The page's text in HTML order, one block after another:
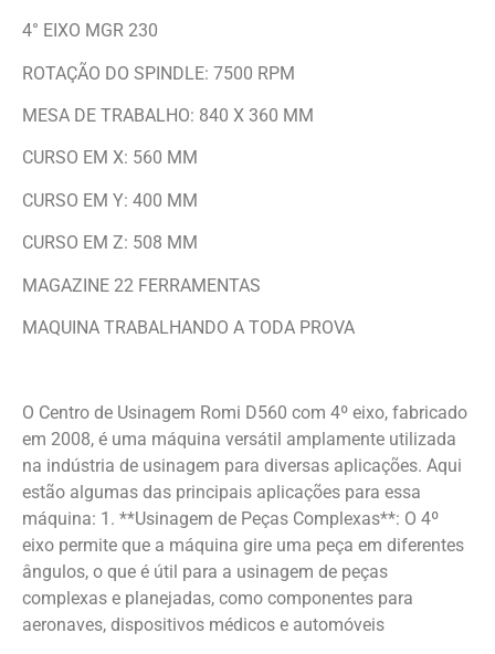
4° EIXO MGR 230
ROTAÇÃO DO SPINDLE: 7500 RPM
MESA DE TRABALHO: 840 X 360 MM
CURSO EM X: 560 MM
CURSO EM Y: 400 MM
CURSO EM Z: 508 MM
MAGAZINE 22 FERRAMENTAS
MAQUINA TRABALHANDO A TODA PROVA
O Centro de Usinagem Romi D560 com 4º eixo, fabricado
em 2008, é uma máquina versátil amplamente utilizada
na indústria de usinagem para diversas aplicações. Aqui
estão algumas das principais aplicações para essa
máquina: 1. **Usinagem de Peças Complexas**: O 4º
eixo permite que a máquina gire uma peça em diferentes
ângulos, o que é útil para a usinagem de peças
complexas e planejadas, como componentes para
aeronaves, dispositivos médicos e automóveis